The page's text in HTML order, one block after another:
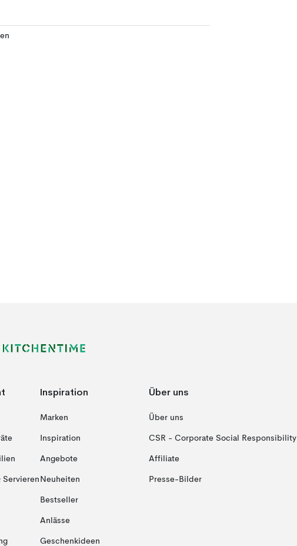
Servieren
Inspiration
Marken
Inspiration
Angebote
Neuheiten
Bestseller
Anlässe
Geschenkideen
Über uns
Über uns
CSR - Corporate Social Responsibility
Affiliate
Presse-Bilder